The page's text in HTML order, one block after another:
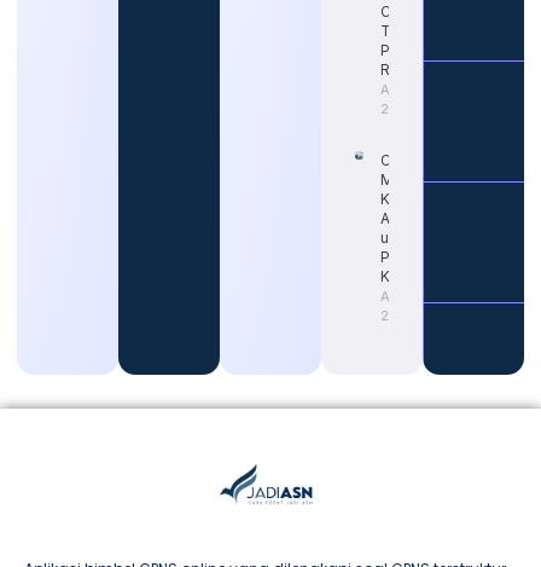
Cek Jadwal
Terbaru dan
Portal
Resminya
August 5,
2026
Cara Tepat
Mengetahui
Kapan Gaji
ASN Naik
untuk
Persiapan
Karier
August 4,
2026